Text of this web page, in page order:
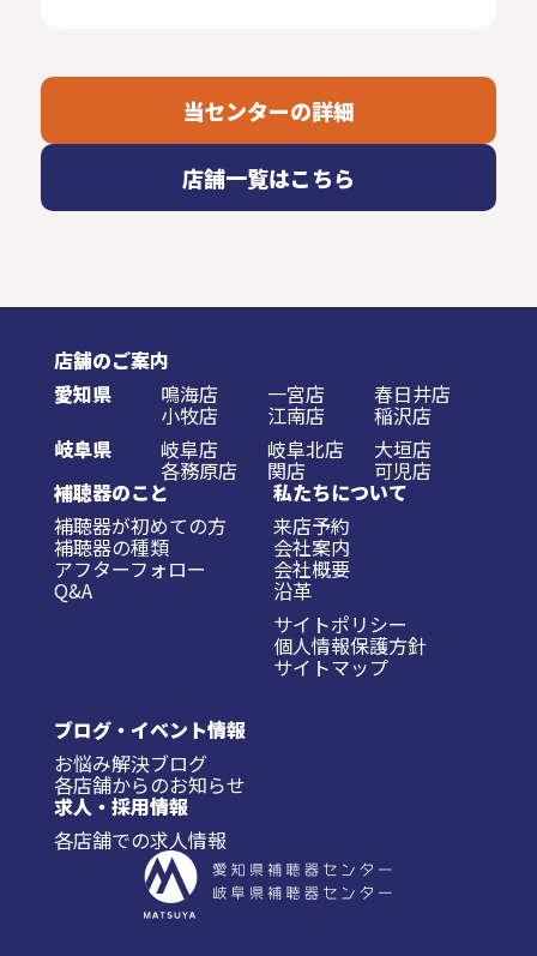
当センターの詳細
店舗一覧はこちら
店舗のご案内
愛知県
鳴海店 一宮店 春日井店
小牧店 江南店
稲沢店
岐阜県
岐阜店 岐阜北店 大垣店
各務原店 関店 可児店
補聴器のこと
補聴器が初めての方
補聴器の種類
アフターフォロー
Q&A
私たちについて
来店予約
会社案内
会社概要
沿革
サイトポリシー
個人情報保護方針
サイトマップ
ブログ・イベント情報
お悩み解決ブログ
各店舗からのお知らせ
求人・採用情報
各店舗での求人情報